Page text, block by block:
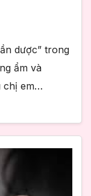
dược” trong
ẩm và
chị em…